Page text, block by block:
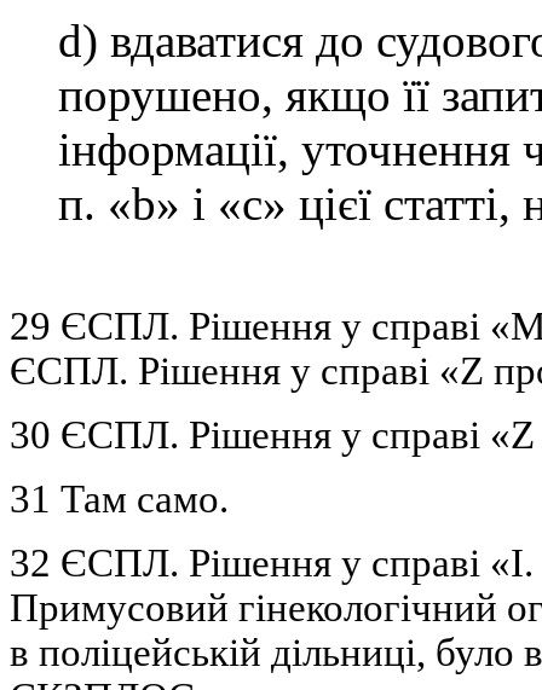
d) вдаватися до
порушено, якщо її
інформації,
п. «b» і «с» цієї статті,
29 ЄСПЛ. Рішення у справі
ЄСПЛ. Рішення у справі «Z
30 ЄСПЛ. Рішення у справі «Z
31 Там само.
32 ЄСПЛ. Рішення у справі
Примусовий гінекологічний
в поліцейській дільниці,